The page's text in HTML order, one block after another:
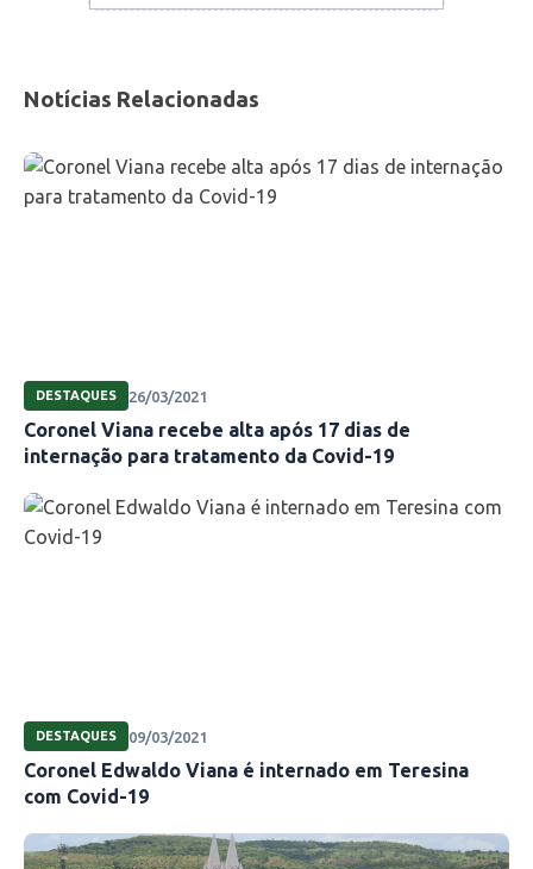
Notícias Relacionadas
DESTAQUES 26/03/2021
Coronel Viana recebe alta após 17 dias de
internação para tratamento da Covid-19
DESTAQUES 09/03/2021
Coronel Edwaldo Viana é internado em Teresina
com Covid-19